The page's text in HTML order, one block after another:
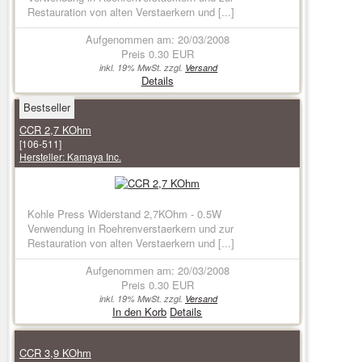
Restauration von alten Verstaerkern und [...]
Aufgenommen am: 20/03/2008
Preis 0.30 EUR
inkl. 19% MwSt. zzgl. Versand
Details
Bestseller
CCR 2,7 KOhm
[106-511]
Hersteller: Kamaya Inc.
Kohle Press Widerstand 2,7KOhm - 0.5W
Verwendung in Roehrenverstaerkern und zur
Restauration von alten Verstaerkern und [...]
Aufgenommen am: 20/03/2008
Preis 0.30 EUR
inkl. 19% MwSt. zzgl. Versand
In den Korb Details
CCR 3,9 KOhm